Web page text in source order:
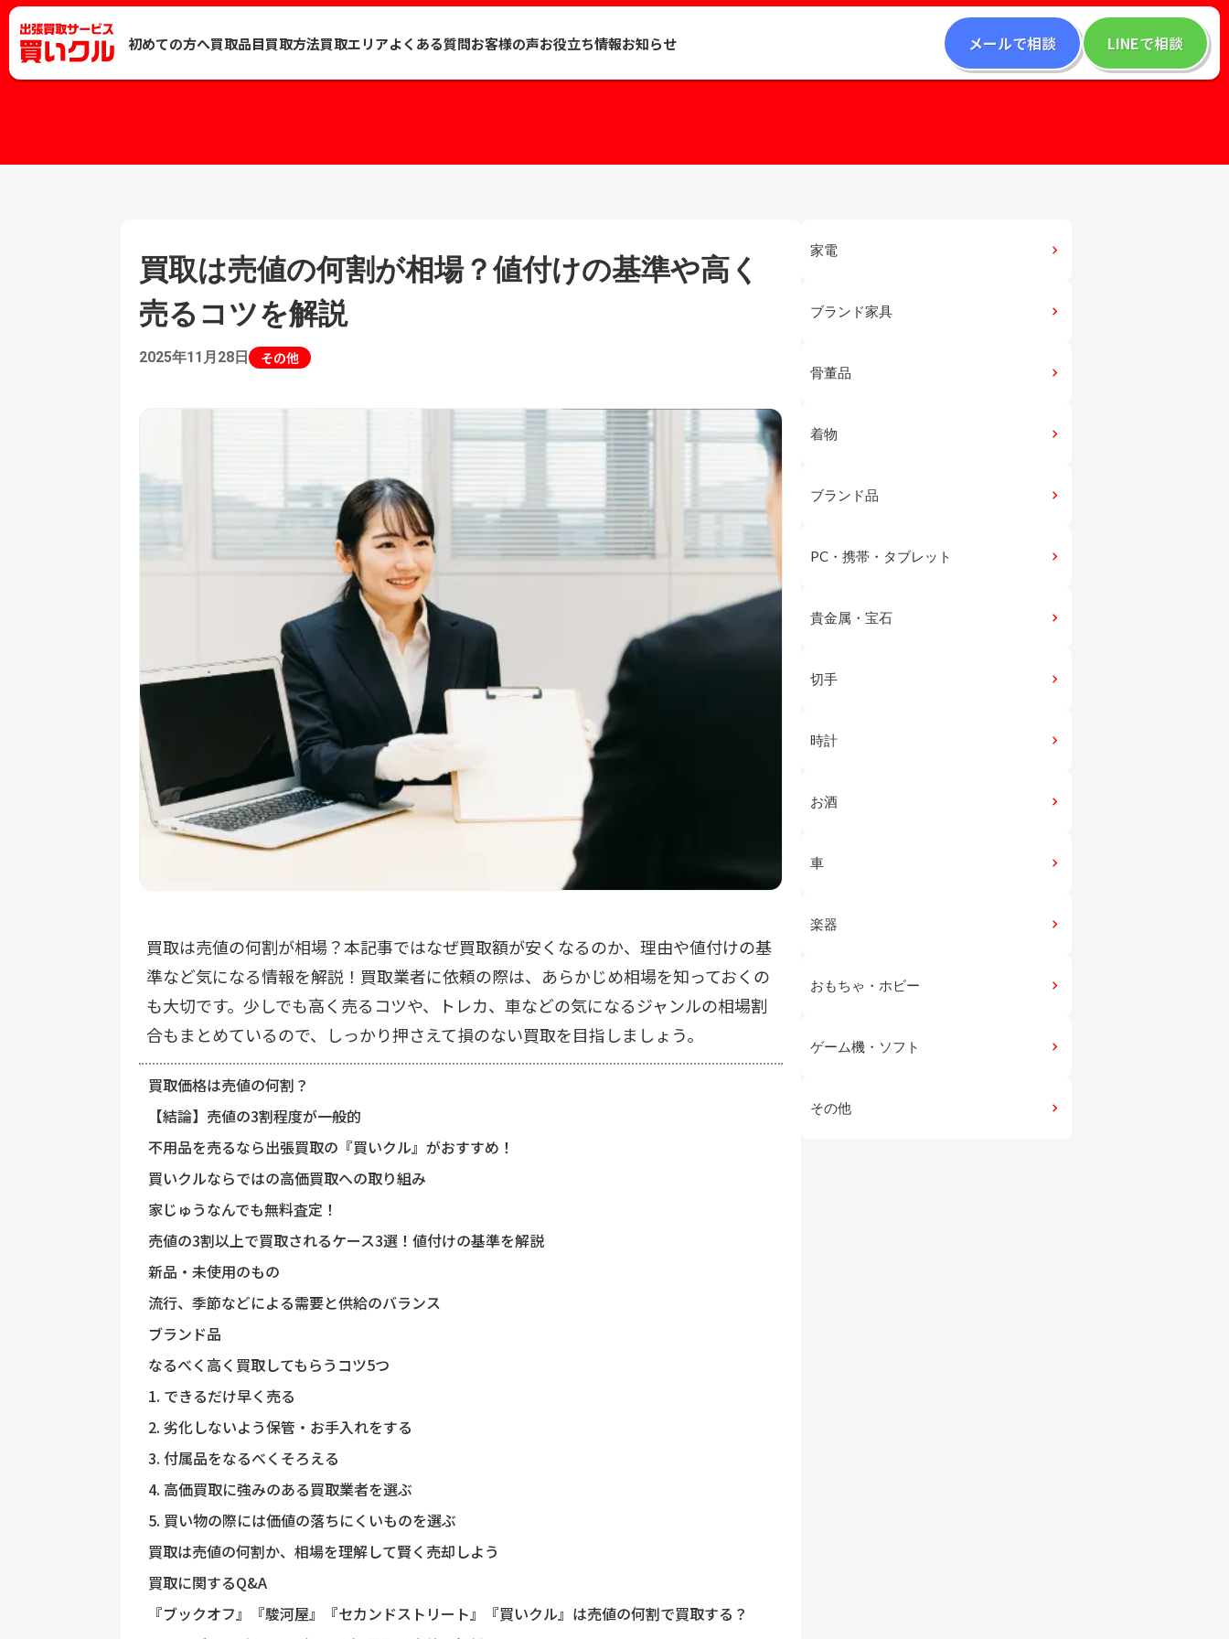
買取は売値の何割が相場？値付けの基準や高く
売るコツを解説
2025年11月28日 その他
買取は売値の何割が相場？本記事ではなぜ買取額が安くなるのか、理由や値付けの基
準など気になる情報を解説！買取業者に依頼の際は、あらかじめ相場を知っておくの
も大切です。少しでも高く売るコツや、トレカ、車などの気になるジャンルの相場割
合もまとめているので、しっかり押さえて損のない買取を目指しましょう。
買取価格は売値の何割？
【結論】売値の3割程度が一般的
不用品を売るなら出張買取の『買いクル』がおすすめ！
買いクルならではの高価買取への取り組み
家じゅうなんでも無料査定！
売値の3割以上で買取されるケース3選！値付けの基準を解説
新品・未使用のもの
流行、季節などによる需要と供給のバランス
ブランド品
なるべく高く買取してもらうコツ5つ
1. できるだけ早く売る
2. 劣化しないよう保管・お手入れをする
3. 付属品をなるべくそろえる
4. 高価買取に強みのある買取業者を選ぶ
5. 買い物の際には価値の落ちにくいものを選ぶ
買取は売値の何割か、相場を理解して賢く売却しよう
買取に関するQ&A
『ブックオフ』『駿河屋』『セカンドストリート』『買いクル』は売値の何割で買取する？
家電 keyboard_arrow_right
ブランド家具 keyboard_arrow_right
骨董品 keyboard_arrow_right
着物 keyboard_arrow_right
ブランド品 keyboard_arrow_right
PC・携帯・タブレット keyboard_arrow_right
貴金属・宝石 keyboard_arrow_right
切手 keyboard_arrow_right
時計 keyboard_arrow_right
お酒 keyboard_arrow_right
車 keyboard_arrow_right
楽器 keyboard_arrow_right
おもちゃ・ホビー keyboard_arrow_right
ゲーム機・ソフト keyboard_arrow_right
その他 keyboard_arrow_right
初めての方へ買取品目買取方法買取エリアよくある質問お客様の声お役立ち情報お知らせ メールで相談 LINEで相談